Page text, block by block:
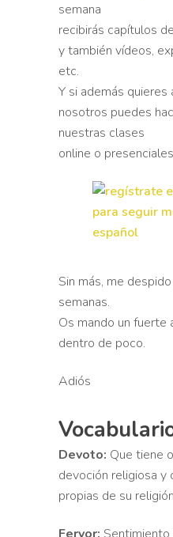
semana
recibirás capítulos
y también vídeos,
etc.
Y si además
nosotros puedes
nuestras clases
online o
Sin más, me
semanas.
Os mando un fuerte
dentro de poco.
Adiós
Devoto: Que tiene
devoción religiosa y
propias de su